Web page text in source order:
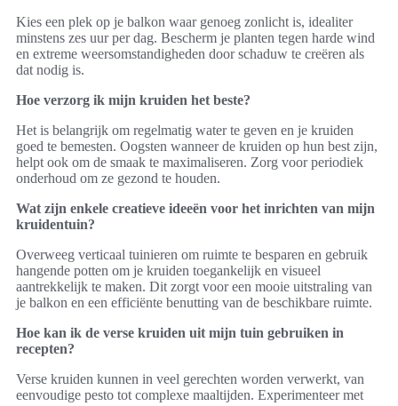
Kies een plek op je balkon waar genoeg zonlicht is, idealiter
minstens zes uur per dag. Bescherm je planten tegen harde wind
en extreme weersomstandigheden door schaduw te creëren als
dat nodig is.
Hoe verzorg ik mijn kruiden het beste?
Het is belangrijk om regelmatig water te geven en je kruiden
goed te bemesten. Oogsten wanneer de kruiden op hun best zijn,
helpt ook om de smaak te maximaliseren. Zorg voor periodiek
onderhoud om ze gezond te houden.
Wat zijn enkele creatieve ideeën voor het inrichten van mijn
kruidentuin?
Overweeg verticaal tuinieren om ruimte te besparen en gebruik
hangende potten om je kruiden toegankelijk en visueel
aantrekkelijk te maken. Dit zorgt voor een mooie uitstraling van
je balkon en een efficiënte benutting van de beschikbare ruimte.
Hoe kan ik de verse kruiden uit mijn tuin gebruiken in
recepten?
Verse kruiden kunnen in veel gerechten worden verwerkt, van
eenvoudige pesto tot complexe maaltijden. Experimenteer met